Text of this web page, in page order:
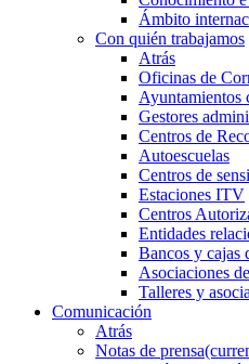
Ámbito
Con quién trabajamos
Atrás
Oficinas de
Ayuntamientos
Gestores
Centros de
Autoescuelas
Centros de
Estaciones ITV
Centros
Entidades
Bancos y cajas
Asociaciones
Talleres y
Comunicación
Atrás
Notas de prensa